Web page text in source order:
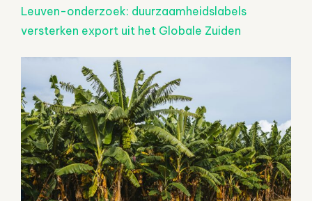
Leuven-onderzoek: duurzaamheidslabels
versterken export uit het Globale Zuiden